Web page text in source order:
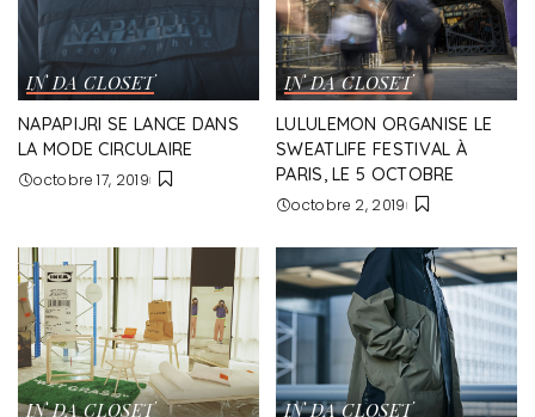
IN DA CLOSET
NAPAPIJRI SE LANCE DANS
LA MODE CIRCULAIRE
octobre 17, 2019
IN DA CLOSET
LULULEMON ORGANISE LE
SWEATLIFE FESTIVAL À
PARIS, LE 5 OCTOBRE
octobre 2, 2019
IN DA CLOSET IN DA CLOSET